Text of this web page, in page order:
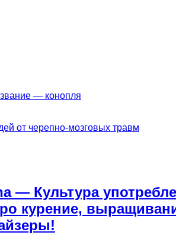
— конопля
от черепно-мозговых травм
— Культура
курение,